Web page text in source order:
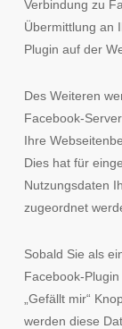
Verbindung zu
Übermittlung an
Plugin auf der
Des Weiteren
Facebook-
Ihre
Dies hat für
Nutzungsdaten
zugeordnet
Sobald Sie als
Facebook-
„Gefällt mir“
werden diese